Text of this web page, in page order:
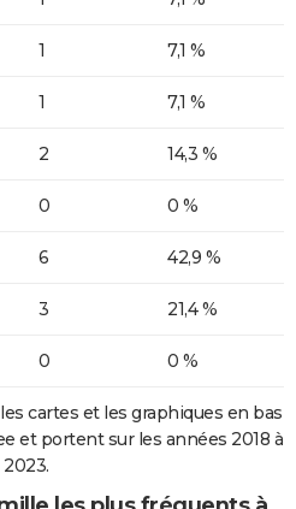
1 7,1 %
1 7,1 %
2 14,3 %
0 0 %
6 42,9 %
3 21,4 %
0 0 %
cartes et les graphiques en bas
et portent sur les années 2018 à
2023.